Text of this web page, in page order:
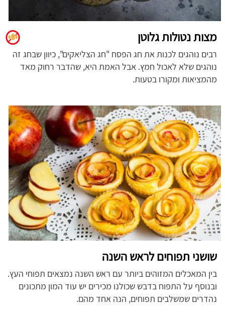
מצות נטולות גלוטן
רבים נוהגים לכנות את חג הפסח "חג הצליאקים", כיוון שבחג זה
נוהגים שלא לאכול חמץ. אבל האמת היא, שהדבר רחוק מאד
מהמציאות ומקורו בטעות.
שושני תפוחים לראש השנה
בין המאכלים המזוהים ביותר עם ראש השנה נמצאים תפוחי העץ.
ובנוסף על התפוח בדבש שכולנו מכירים יש עוד המון מתכונים
נהדרים שמשלבים תפוחים, הנה אחד מהם.